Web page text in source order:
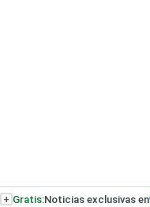
+ Gratis:Noticias exclusivas en